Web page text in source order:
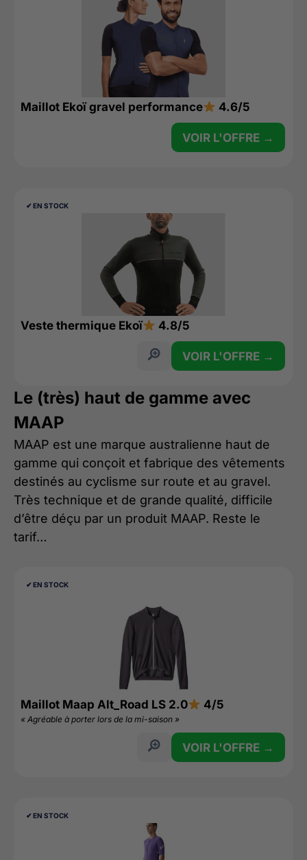
Maillot Ekoï gravel performance 4.6/5
VOIR L'OFFRE →
✔︎ EN STOCK
Veste thermique Ekoï 4.8/5
VOIR L'OFFRE →
Le (très) haut de gamme avec
MAAP
MAAP est une marque australienne haut de
gamme qui conçoit et fabrique des vêtements
destinés au cyclisme sur route et au gravel.
Très technique et de grande qualité, difficile
d’être déçu par un produit MAAP. Reste le
tarif…
✔︎ EN STOCK
Maillot Maap Alt_Road LS 2.0 4/5
« Agréable à porter lors de la mi-saison »
VOIR L'OFFRE →
✔︎ EN STOCK